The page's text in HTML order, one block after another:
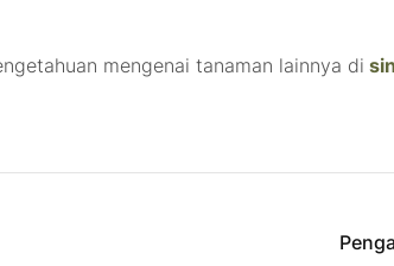
mengenai tanaman lainnya di